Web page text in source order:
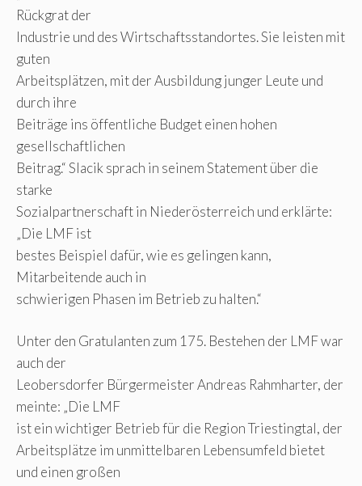
Rückgrat der
Industrie und des Wirtschaftsstandortes. Sie leisten mit
guten
Arbeitsplätzen, mit der Ausbildung junger Leute und
durch ihre
Beiträge ins öffentliche Budget einen hohen
gesellschaftlichen
Beitrag.“ Slacik sprach in seinem Statement über die
starke
Sozialpartnerschaft in Niederösterreich und erklärte:
„Die LMF ist
bestes Beispiel dafür, wie es gelingen kann,
Mitarbeitende auch in
schwierigen Phasen im Betrieb zu halten.“
Unter den Gratulanten zum 175. Bestehen der LMF war
auch der
Leobersdorfer Bürgermeister Andreas Rahmharter, der
meinte: „Die LMF
ist ein wichtiger Betrieb für die Region Triestingtal, der
Arbeitsplätze im unmittelbaren Lebensumfeld bietet
und einen großen